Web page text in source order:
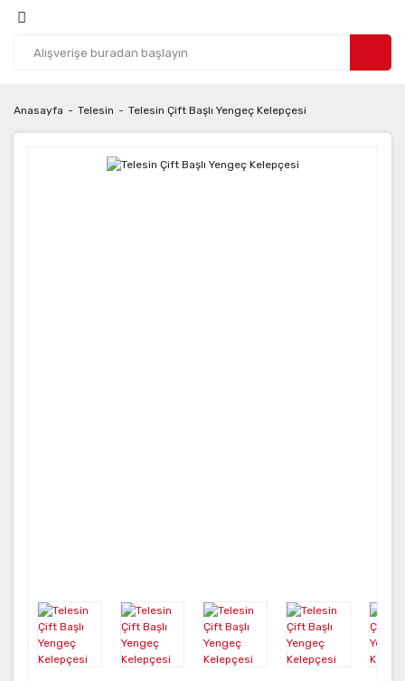
Anasayfa Telesin Telesin Çift Başlı Yengeç Kelepçesi